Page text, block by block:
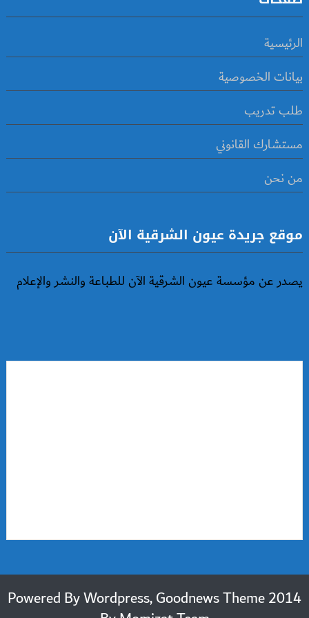
الرئيسية
بيانات الخصوصية
طلب تدريب
مستشارك القانوني
من نحن
موقع جريدة عيون الشرقية الآن
يصدر عن مؤسسة عيون الشرقية الآن للطباعة والنشر والإعلام
2014 Powered By Wordpress, Goodnews Theme